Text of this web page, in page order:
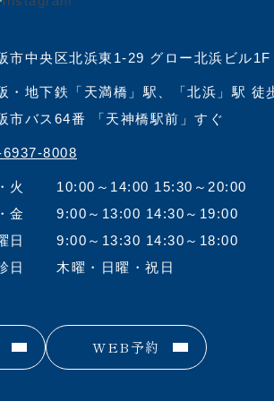
市中央区北浜東1-29 グロー北浜ビル1F
・地下鉄「天満橋」駅、「北浜」駅 徒
市バス64番 「天神橋駅前」すぐ
8008
火
10:00～14:00 15:30～20:00
金
9:00～13:00 14:30～19:00
日
9:00～13:30 14:30～18:00
日
木曜・日曜・祝日
WEB予約